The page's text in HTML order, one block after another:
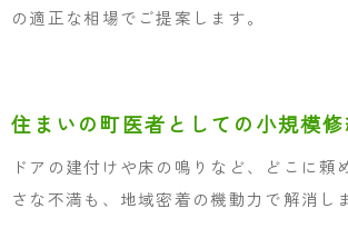
の適正な相場でご提案します。
住まいの町医者としての小規模
ドアの建付けや床の鳴りなど、どこに頼
さな不満も、地域密着の機動力で解消し